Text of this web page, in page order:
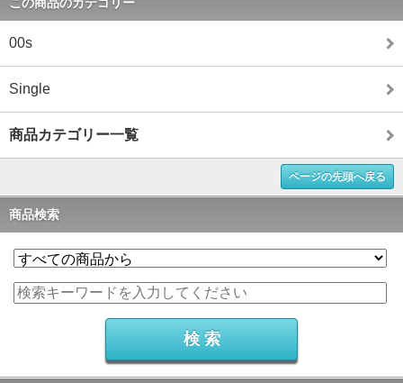
00s
Single
商品カテゴリー一覧
ページの先頭へ戻る
商品検索